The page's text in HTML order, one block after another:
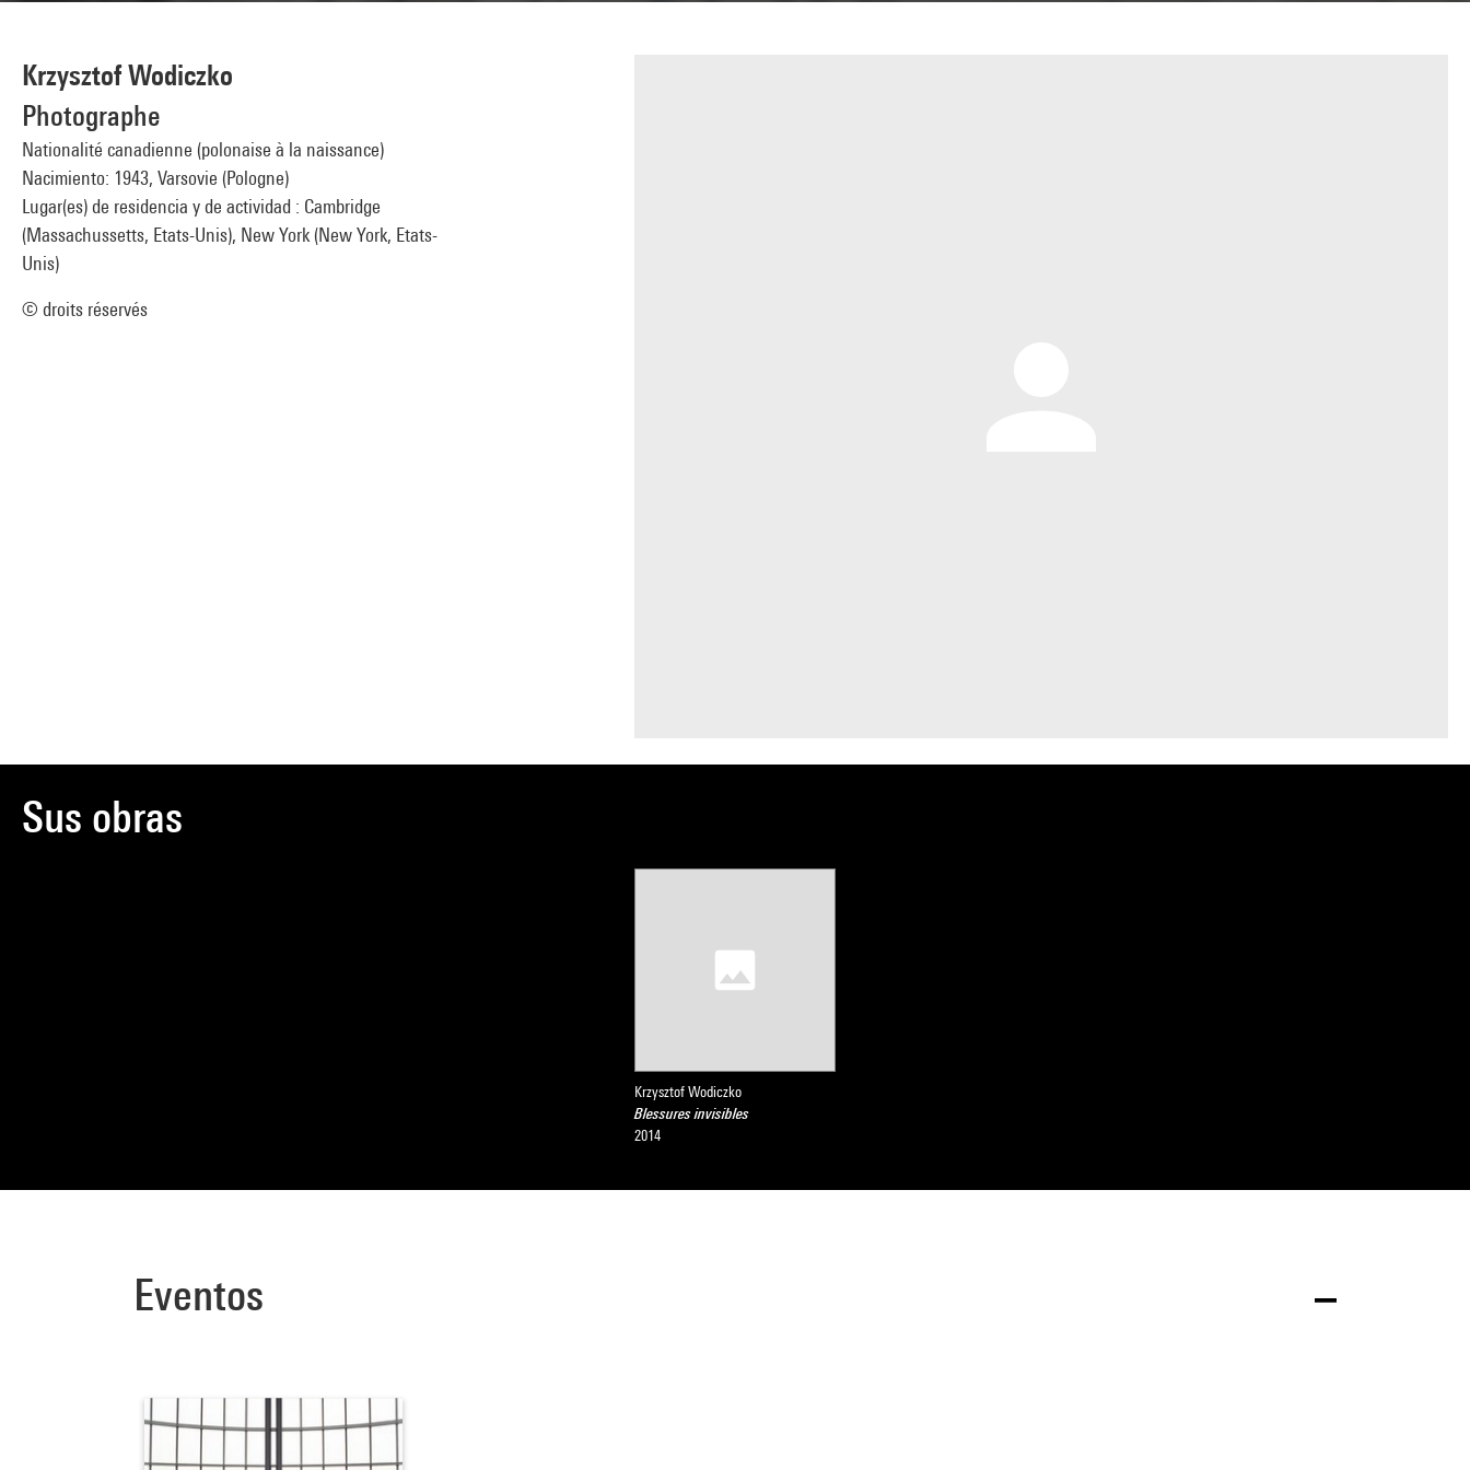
Krzysztof Wodiczko
Photographe
Nationalité canadienne (polonaise à la naissance)
Nacimiento: 1943, Varsovie (Pologne)
Lugar(es) de residencia y de actividad : Cambridge
(Massachussetts, Etats-Unis), New York (New York, Etats-
Unis)
© droits réservés
Sus obras
Krzysztof Wodiczko
Blessures invisibles
2014
Eventos